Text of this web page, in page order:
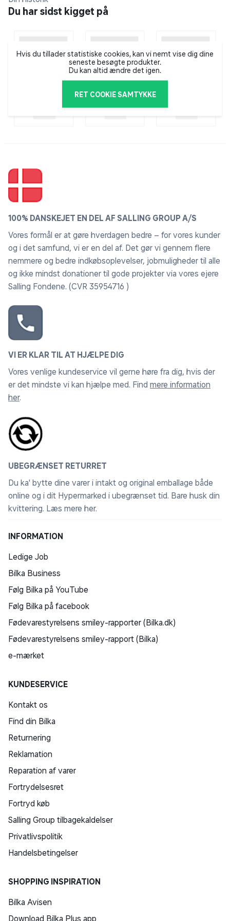
Du har sidst kigget på
Hvis du tillader statistiske cookies, kan vi nemt vise dig dine
seneste besøgte produkter.
Du kan altid ændre det igen.
RET COOKIE SAMTYKKE
100% DANSKEJET EN DEL AF SALLING GROUP A/S
Vores formål er at gøre hverdagen bedre – for vores kunder
og i det samfund, vi er en del af. Det gør vi gennem flere
nemmere og bedre indkøbsoplevelser, jobmuligheder til alle
og ikke mindst donationer til gode projekter via vores ejere
Salling Fondene. (CVR 35954716 )
VI ER KLAR TIL AT HJÆLPE DIG
Vores venlige kundeservice vil gerne høre fra dig, hvis der
er det mindste vi kan hjælpe med. Find mere information
her.
UBEGRÆNSET RETURRET
Du ka' bytte dine varer i intakt og original emballage både
online og i dit Hypermarked i ubegrænset tid. Bare husk din
kvittering. Læs mere her.
INFORMATION
Ledige Job
Bilka Business
Følg Bilka på YouTube
Følg Bilka på facebook
Fødevarestyrelsens smiley-rapporter (Bilka.dk)
Fødevarestyrelsens smiley-rapport (Bilka)
e-mærket
KUNDESERVICE
Kontakt os
Find din Bilka
Returnering
Reklamation
Reparation af varer
Fortrydelsesret
Fortryd køb
Salling Group tilbagekaldelser
Privatlivspolitik
Handelsbetingelser
SHOPPING INSPIRATION
Bilka Avisen
Download Bilka Plus app